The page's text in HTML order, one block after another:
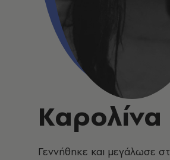
Καρολίνα
Γεννήθηκε και μεγάλωσε